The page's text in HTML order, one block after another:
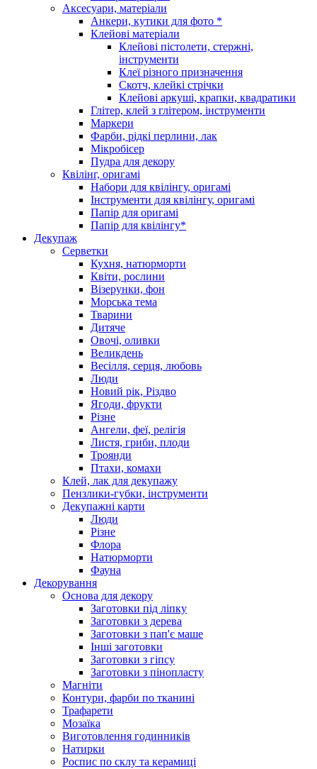
Аксесуари, матеріали
Анкери, кутики для фото *
Клейові матеріали
Клейові пістолети, стержні,
інструменти
Клеї різного призначення
Скотч, клейкі стрічки
Клейові аркуші, крапки, квадратики
Глітер, клей з глітером, інструменти
Маркери
Фарби, рідкі перлини, лак
Мікробісер
Пудра для декору
Квілінг, оригамі
Набори для квілінгу, оригамі
Інструменти для квілінгу, оригамі
Папір для оригамі
Папір для квілінгу*
Декупаж
Серветки
Кухня, натюрморти
Квіти, рослини
Візерунки, фон
Морська тема
Тварини
Дитяче
Овочі, оливки
Великдень
Весілля, серця, любовь
Люди
Новий рік, Різдво
Ягоди, фрукти
Різне
Ангели, феї, релігія
Листя, гриби, плоди
Троянди
Птахи, комахи
Клей, лак для декупажу
Пензлики-губки, інструменти
Декупажні карти
Люди
Різне
Флора
Натюрморти
Фауна
Декорування
Основа для декору
Заготовки під ліпку
Заготовки з дерева
Заготовки з пап'є маше
Інші заготовки
Заготовки з гіпсу
Заготовки з пінопласту
Магніти
Контури, фарби по тканині
Трафарети
Мозаїка
Виготовлення годинників
Натирки
Роспис по склу та керамиці